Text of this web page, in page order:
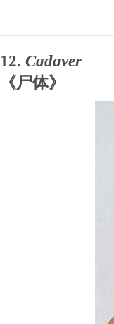
12. Cadaver
《尸体》